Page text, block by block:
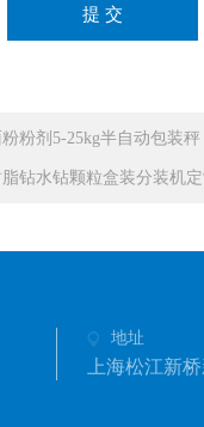
粉剂5-25kg半自动包装秤
钻水钻颗粒盒装分装机定
地址
上海松江新